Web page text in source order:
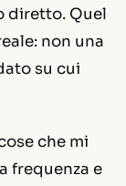
diretto. Quel
non una
su cui
che mi
frequenza e